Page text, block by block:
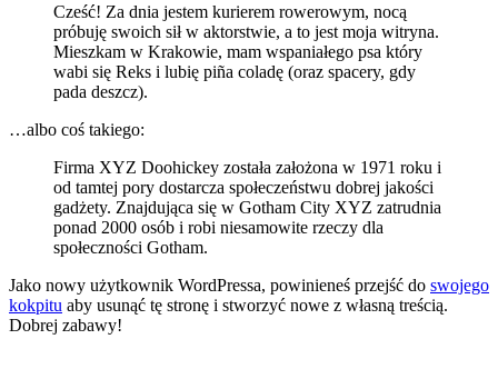
Cześć! Za dnia jestem kurierem rowerowym, nocą
próbuję swoich sił w aktorstwie, a to jest moja witryna.
Mieszkam w Krakowie, mam wspaniałego psa który
wabi się Reks i lubię piña coladę (oraz spacery, gdy
pada deszcz).
…albo coś takiego:
Firma XYZ Doohickey została założona w 1971 roku i
od tamtej pory dostarcza społeczeństwu dobrej jakości
gadżety. Znajdująca się w Gotham City XYZ zatrudnia
ponad 2000 osób i robi niesamowite rzeczy dla
społeczności Gotham.
Jako nowy użytkownik WordPressa, powinieneś przejść do swojego
kokpitu aby usunąć tę stronę i stworzyć nowe z własną treścią.
Dobrej zabawy!